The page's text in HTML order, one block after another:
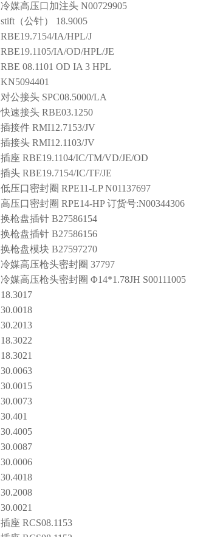
冷媒高压口加注头 N00729905
stift（公针）
18.9005
RBE19.7154/IA/HPL/J
RBE19.1105/IA/OD/HPL/JE
RBE 08.1101 OD IA 3 HPL
KN5094401
对公接头 SPC08.5000/LA
快速接头 RBE03.1250
插接件 RMI12.7153/JV
插接头 RMI12.1103/JV
插座 RBE19.1104/IC/TM/VD/JE/OD
插头 RBE19.7154/IC/TF/JE
低压口密封圈 RPE11-LP N01137697
高压口密封圈 RPE14-HP 订货号:N00344306
换枪盘插针 B27586154
换枪盘插针 B27586156
换枪盘模块 B27597270
冷媒高压枪头密封圈 37797
冷媒高压枪头密封圈 Φ14*1.78JH S00111005
18.3017
30.0018
30.2013
18.3022
18.3021
30.0063
30.0015
30.0073
30.401
30.4005
30.0087
30.0006
30.4018
30.2008
30.0021
插座 RCS08.1153